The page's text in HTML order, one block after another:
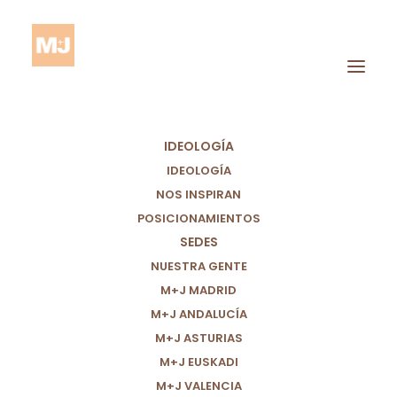
IDEOLOGÍA
IDEOLOGÍA
NOS INSPIRAN
POSICIONAMIENTOS
SEDES
NUESTRA GENTE
M+J MADRID
M+J ANDALUCÍA
M+J ASTURIAS
M+J EUSKADI
M+J VALENCIA
NUESTRA
CONTABILIDAD EN
TIEMPO REAL